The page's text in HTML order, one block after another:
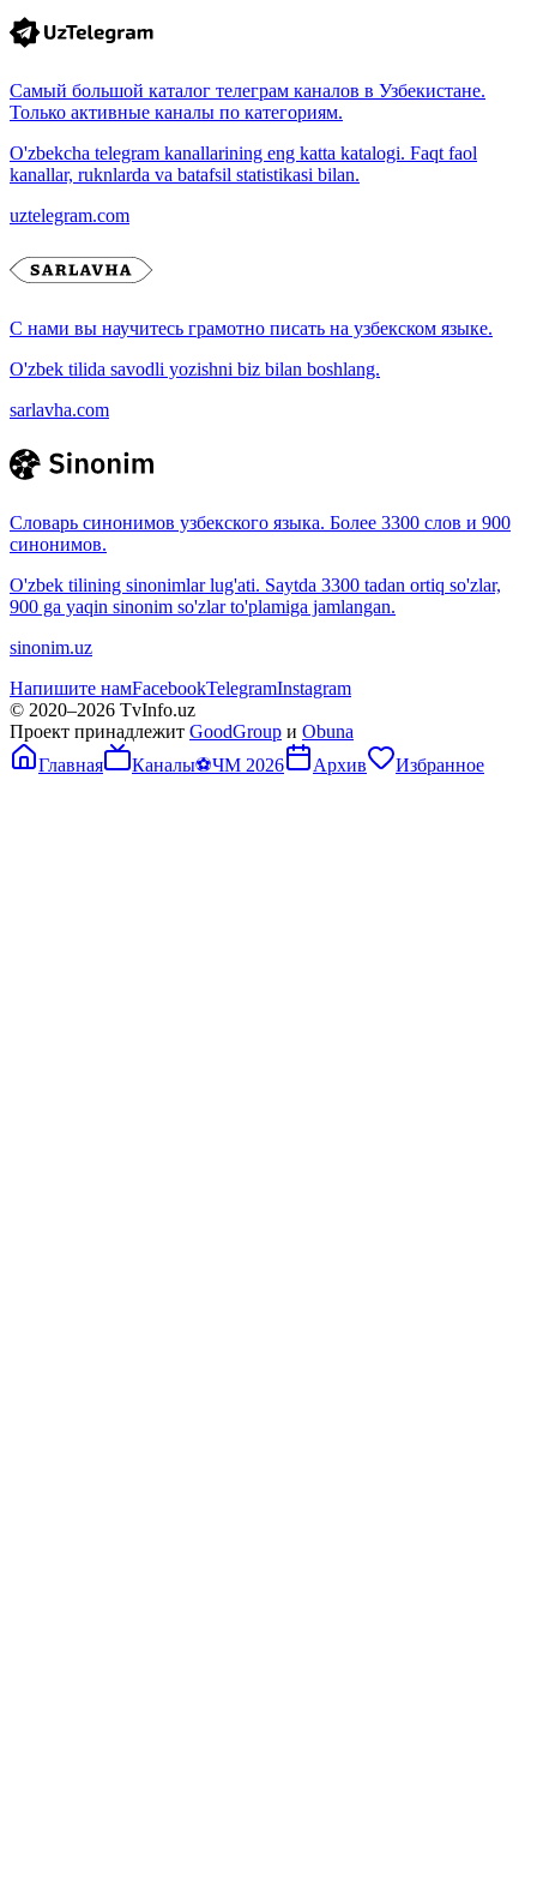
Самый большой каталог телеграм каналов в Узбекистане.
Только активные каналы по категориям.
O'zbekcha telegram kanallarining eng katta katalogi. Faqt faol
kanallar, ruknlarda va batafsil statistikasi bilan.
uztelegram.com
С нами вы научитесь грамотно писать на узбекском языке.
O'zbek tilida savodli yozishni biz bilan boshlang.
sarlavha.com
Словарь синонимов узбекского языка. Более 3300 слов и 900
синонимов.
O'zbek tilining sinonimlar lug'ati. Saytda 3300 tadan ortiq so'zlar,
900 ga yaqin sinonim so'zlar to'plamiga jamlangan.
sinonim.uz
Напишите намFacebookTelegramInstagram
© 2020–2026 TvInfo.uz
Проект принадлежит GoodGroup и Obuna
Главная
Каналы⚽ЧМ 2026 Архив Избранное